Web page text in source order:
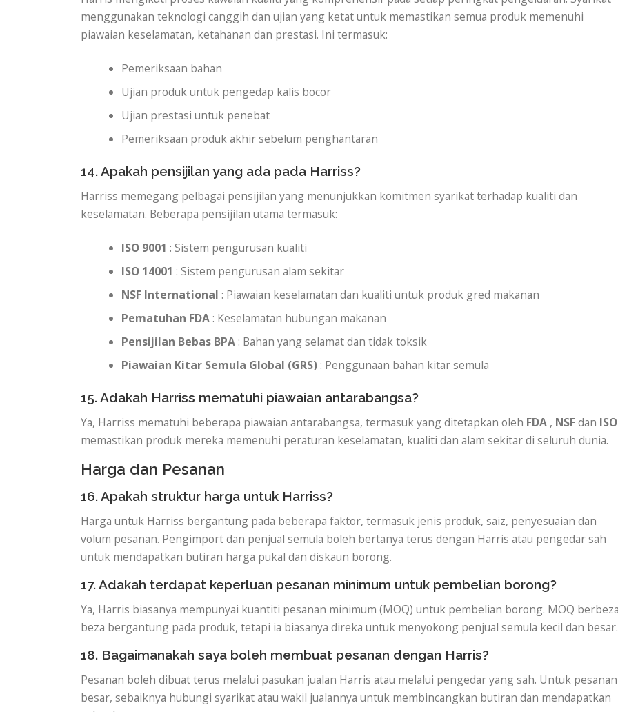
menggunakan teknologi canggih dan ujian yang ketat untuk memastikan semua produk memenuhi
piawaian keselamatan, ketahanan dan prestasi. Ini termasuk:
Pemeriksaan bahan
Ujian produk untuk pengedap kalis bocor
Ujian prestasi untuk penebat
Pemeriksaan produk akhir sebelum penghantaran
14. Apakah pensijilan yang ada pada Harriss?
Harriss memegang pelbagai pensijilan yang menunjukkan komitmen syarikat terhadap kualiti dan
keselamatan. Beberapa pensijilan utama termasuk:
ISO 9001 : Sistem pengurusan kualiti
ISO 14001 : Sistem pengurusan alam sekitar
NSF International : Piawaian keselamatan dan kualiti untuk produk gred makanan
Pematuhan FDA : Keselamatan hubungan makanan
Pensijilan Bebas BPA : Bahan yang selamat dan tidak toksik
Piawaian Kitar Semula Global (GRS) : Penggunaan bahan kitar semula
15. Adakah Harriss mematuhi piawaian antarabangsa?
Ya, Harriss mematuhi beberapa piawaian antarabangsa, termasuk yang ditetapkan oleh FDA , NSFdan ISO
memastikan produk mereka memenuhi peraturan keselamatan, kualiti dan alam sekitar di seluruh dunia.
Harga dan Pesanan
16. Apakah struktur harga untuk Harriss?
Harga untuk Harriss bergantung pada beberapa faktor, termasuk jenis produk, saiz, penyesuaian dan
volum pesanan. Pengimport dan penjual semula boleh bertanya terus dengan Harris atau pengedar sah
untuk mendapatkan butiran harga pukal dan diskaun borong.
17. Adakah terdapat keperluan pesanan minimum untuk pembelian borong?
Ya, Harris biasanya mempunyai kuantiti pesanan minimum (MOQ) untuk pembelian borong. MOQ
beza bergantung pada produk, tetapi ia biasanya direka untuk menyokong penjual semula kecil dan besar.
18. Bagaimanakah saya boleh membuat pesanan dengan Harris?
Pesanan boleh dibuat terus melalui pasukan jualan Harris atau melalui pengedar yang sah. Untuk pesanan
besar, sebaiknya hubungi syarikat atau wakil jualannya untuk membincangkan butiran dan mendapatkan